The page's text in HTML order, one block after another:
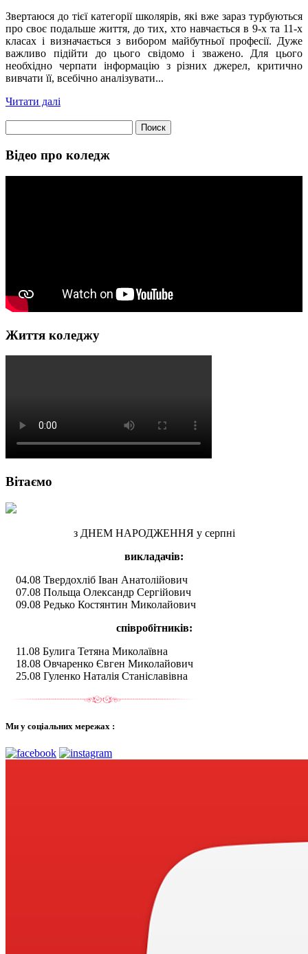
Звертаюся до тієї категорії школярів, які вже зараз турбуються
про своє подальше життя, до тих, хто навчається в 9-х та 11-х
класах і визначається з вибором майбутньої професії. Дуже
важливо підійти до цього свідомо і зважено. Для цього
необхідно черпати інформацію з різних джерел, критично
вивчати її, всебічно аналізувати...
Читати далі
Відео про коледж
Життя коледжу
Вітаємо
з ДНЕМ НАРОДЖЕННЯ у серпні
викладачів:
04.08 Твердохліб Іван Анатолійович
07.08 Польща Олександр Сергійович
09.08 Редько Костянтин Миколайович
співробітників:
11.08 Булига Тетяна Миколаївна
18.08 Овчаренко Євген Миколайович
25.08 Гуленко Наталія Станіславівна
Ми у соціальних мережах :